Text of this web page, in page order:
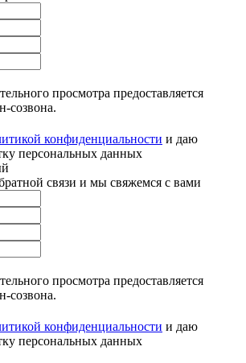
просмотра предоставляется
созвона.
конфиденциальности и даю
персональных данных
связи и мы свяжемся с вами
просмотра предоставляется
созвона.
конфиденциальности и даю
персональных данных